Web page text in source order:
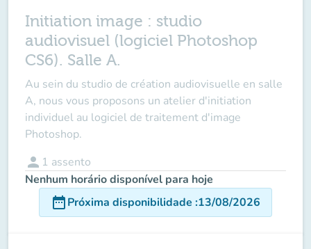
Initiation image : studio
audiovisuel (logiciel Photoshop
CS6). Salle A.
Au sein du studio de création audiovisuelle en salle
A, nous vous proposons un atelier d'initiation
individuel au logiciel de traitement d'image
Photoshop.
person 1 assento
Nenhum horário disponível para hoje
date_rangePróxima disponibilidade :13/08/2026